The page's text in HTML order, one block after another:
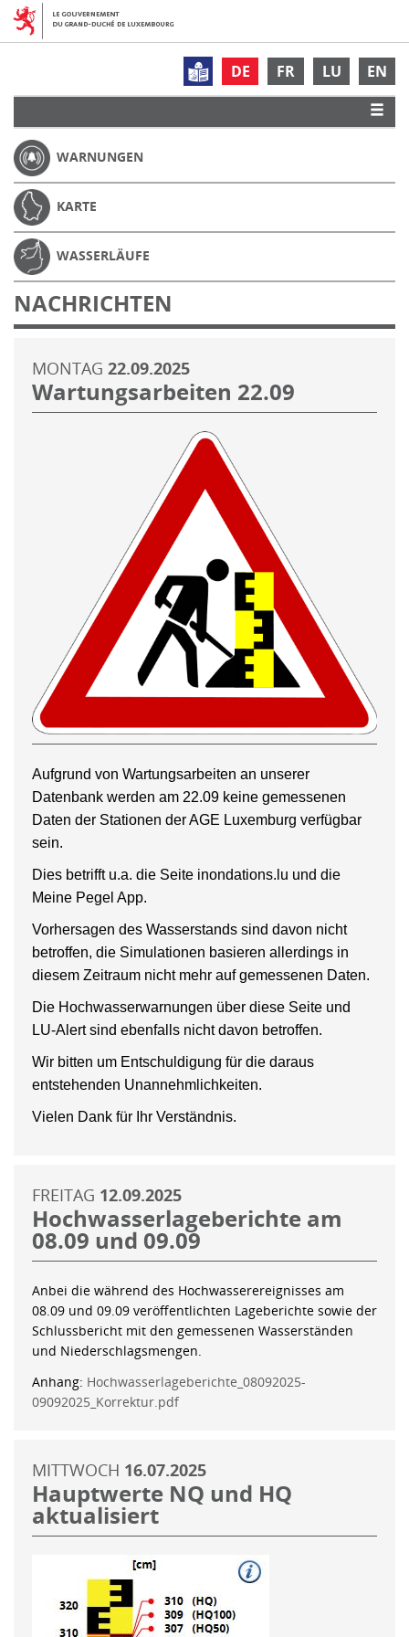
DE FR LU EN
WARNUNGEN
KARTE
WASSERLÄUFE
NACHRICHTEN
MONTAG 22.09.2025
Wartungsarbeiten 22.09
Aufgrund von Wartungsarbeiten an unserer
Datenbank werden am 22.09 keine gemessenen
Daten der Stationen der AGE Luxemburg verfügbar
sein.
Dies betrifft u.a. die Seite inondations.lu und die
Meine Pegel App.
Vorhersagen des Wasserstands sind davon nicht
betroffen, die Simulationen basieren allerdings in
diesem Zeitraum nicht mehr auf gemessenen Daten.
Die Hochwasserwarnungen über diese Seite und
LU-Alert sind ebenfalls nicht davon betroffen.
Wir bitten um Entschuldigung für die daraus
entstehenden Unannehmlichkeiten.
Vielen Dank für Ihr Verständnis.
FREITAG 12.09.2025
Hochwasserlageberichte am
08.09 und 09.09
Anbei die während des Hochwasserereignisses am
08.09 und 09.09 veröffentlichten Lageberichte sowie der
Schlussbericht mit den gemessenen Wasserständen
und Niederschlagsmengen.
Anhang: Hochwasserlageberichte_08092025-
09092025_Korrektur.pdf
MITTWOCH 16.07.2025
Hauptwerte NQ und HQ
aktualisiert